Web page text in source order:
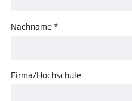
Nachname *
Firma/Hochschule